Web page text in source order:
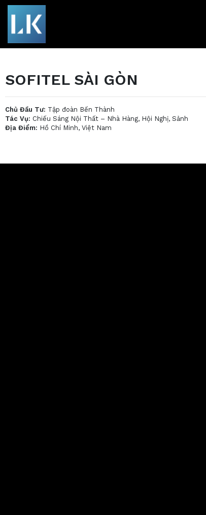
SOFITEL SÀI GÒN
Chủ Đầu Tư: Tập đoàn Bến Thành
Tác Vụ: Chiếu Sáng Nội Thất – Nhà Hàng, Hội Nghị, Sảnh
Địa Điểm: Hồ Chí Minh, Việt Nam